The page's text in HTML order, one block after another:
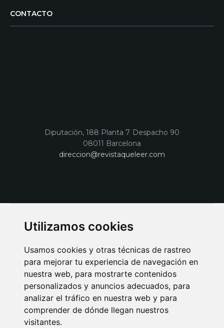
Utilizamos cookies
Usamos cookies y otras técnicas de rastreo
para mejorar tu experiencia de navegación en
nuestra web, para mostrarte contenidos
personalizados y anuncios adecuados, para
analizar el tráfico en nuestra web y para
comprender de dónde llegan nuestros
visitantes.
CONTACTO
Diputación, 188 Planta 7 Despacho 90
08011 Barcelona
direccion@revistaqueleer.com
AVISO LEGAL POLITICA DE COOKIES
POLITICA DE PRIVACIDAD
PUBLICIDAD EN LA REVISTA QUÉ LEER
SORTEO-PREESTRENOS
SUSCRIPCIONES